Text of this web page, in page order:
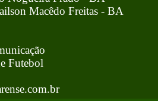
Macêdo Freitas - BA
Futebol